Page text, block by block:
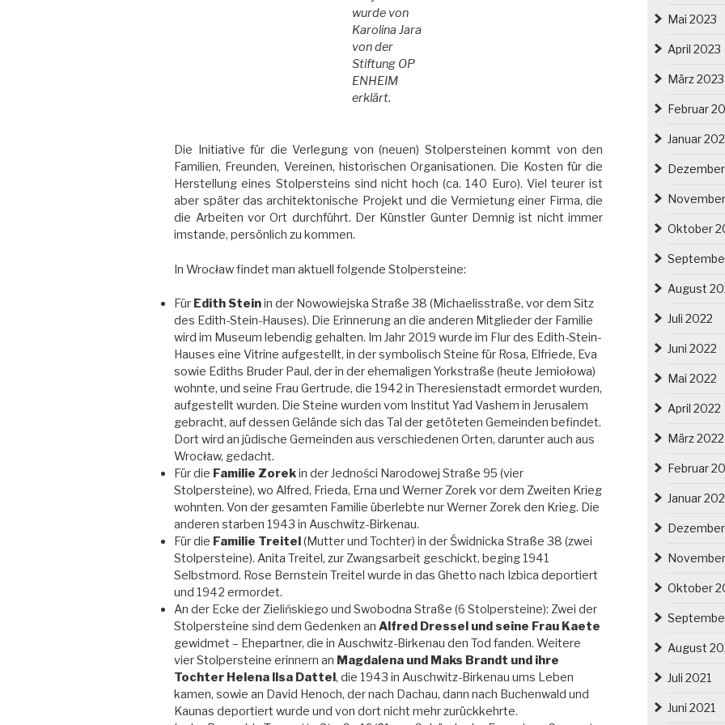
wurde von
Karolina Jara
von der
Stiftung OP
ENHEIM
erklärt.
Die Initiative für die Verlegung von (neuen) Stolpersteinen kommt von den
Familien, Freunden, Vereinen, historischen Organisationen. Die Kosten für die
Herstellung eines Stolpersteins sind nicht hoch (ca. 140 Euro). Viel teurer ist
aber später das architektonische Projekt und die Vermietung einer Firma, die
die Arbeiten vor Ort durchführt. Der Künstler Gunter Demnig ist nicht immer
imstande, persönlich zu kommen.
In Wrocław findet man aktuell folgende Stolpersteine:
Für Edith Steinin der Nowowiejska Straße 38 (Michaelisstraße, vor dem Sitz
des Edith-Stein-Hauses). Die Erinnerung an die anderen Mitglieder der Familie
wird im Museum lebendig gehalten. Im Jahr 2019 wurde im Flur des Edith-Stein-
Hauses eine Vitrine aufgestellt, in der symbolisch Steine für Rosa, Elfriede, Eva
sowie Ediths Bruder Paul, der in der ehemaligen Yorkstraße (heute Jemiołowa)
wohnte, und seine Frau Gertrude, die 1942 in Theresienstadt ermordet wurden,
aufgestellt wurden. Die Steine wurden vom Institut Yad Vashem in Jerusalem
gebracht, auf dessen Gelände sich das Tal der getöteten Gemeinden befindet.
Dort wird an jüdische Gemeinden aus verschiedenen Orten, darunter auch aus
Wrocław, gedacht.
Für die Familie Zorekin der Jedności Narodowej Straße 95 (vier
Stolpersteine), wo Alfred, Frieda, Erna und Werner Zorek vor dem Zweiten Krieg
wohnten. Von der gesamten Familie überlebte nur Werner Zorek den Krieg. Die
anderen starben 1943 in Auschwitz-Birkenau.
Für die Familie Treitel(Mutter und Tochter) in der Świdnicka Straße 38 (zwei
Stolpersteine). Anita Treitel, zur Zwangsarbeit geschickt, beging 1941
Selbstmord. Rose Bernstein Treitel wurde in das Ghetto nach Izbica deportiert
und 1942 ermordet.
An der Ecke der Zielińskiego und Swobodna Straße (6 Stolpersteine):Zwei der
Stolpersteine sind dem Gedenken anAlfred Dressel und seine Frau Kaete
gewidmet – Ehepartner, die in Auschwitz-Birkenau den Tod fanden. Weitere
vier Stolpersteine erinnern an Magdalena und Maks Brandt und ihre
Tochter Helena Ilsa Dattel, die 1943 in Auschwitz-Birkenau ums Leben
kamen, sowie an David Henoch, der nach Dachau, dann nach Buchenwald und
Kaunas deportiert wurde und von dort nicht mehr zurückkehrte.
Mai 2023
April 2023
März 2023
Februar
Januar
Oktober
August
Juli 2022
Juni 2022
Mai 2022
April 2022
März 2022
Februar
Januar
Oktober
August
Juli 2021
Juni 2021